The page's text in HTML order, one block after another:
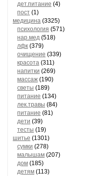
дет.питание (4)
пост (1)
медицина (3325)
психология (571)
нар.мед (518)
лфк (379)
очищение (339)
красота (311)
напитки (269)
массаж (190)
светы (189)
питание (134)
лек.травы (84)
питание (81)
дети (39)
тесты (19)
шитье (1301)
сумки (278)
малышам (207)
дом (185)
детям (113)